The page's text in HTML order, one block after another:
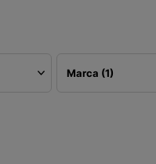
Marca (1)